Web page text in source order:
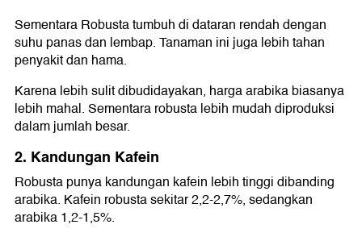
Sementara Robusta tumbuh di dataran rendah dengan
suhu panas dan lembap. Tanaman ini juga lebih tahan
penyakit dan hama.
Karena lebih sulit dibudidayakan, harga arabika biasanya
lebih mahal. Sementara robusta lebih mudah diproduksi
dalam jumlah besar.
2. Kandungan Kafein
Robusta punya kandungan kafein lebih tinggi dibanding
arabika. Kafein robusta sekitar 2,2-2,7%, sedangkan
arabika 1,2-1,5%.